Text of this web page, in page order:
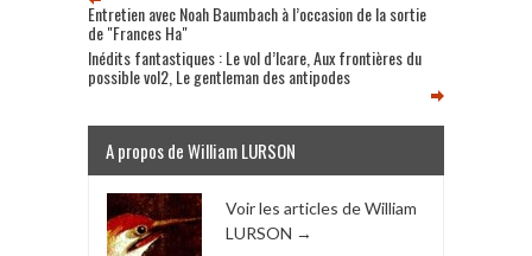
Entretien avec Noah Baumbach à l’occasion de la sortie
de "Frances Ha"
Inédits fantastiques : Le vol d’Icare, Aux frontières du
possible vol2, Le gentleman des antipodes
A propos de William LURSON
Voir les articles de William
LURSON →